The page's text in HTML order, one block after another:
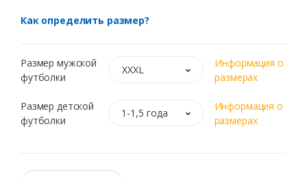
Как определить размер?
Размер мужской
футболки
XXXL
Информация о
размерах
Размер детской
футболки
1-1,5 года
Информация о
размерах